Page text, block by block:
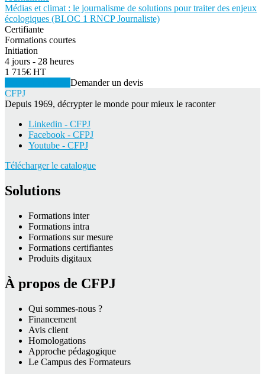
Médias et climat : le journalisme de solutions pour traiter des enjeux
écologiques (BLOC 1 RNCP Journaliste)
Certifiante
Formations courtes
Initiation
4 jours - 28 heures
1 715€ HT
Demander un devis
CFPJ
Depuis 1969, décrypter le monde pour mieux le raconter
Linkedin - CFPJ
Facebook - CFPJ
Youtube - CFPJ
Télécharger le catalogue
Solutions
Formations inter
Formations intra
Formations sur mesure
Formations certifiantes
Produits digitaux
À propos de CFPJ
Qui sommes-nous ?
Financement
Avis client
Homologations
Approche pédagogique
Le Campus des Formateurs